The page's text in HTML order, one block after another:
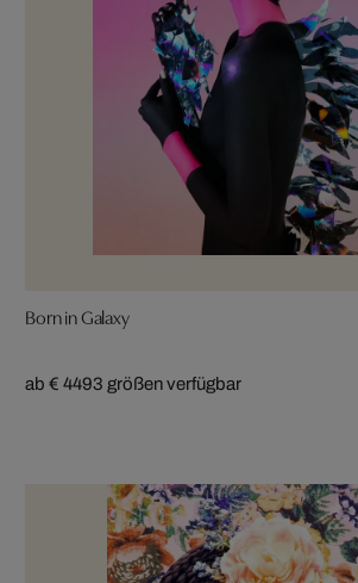
Born in Galaxy
ab € 4493 größen verfügbar